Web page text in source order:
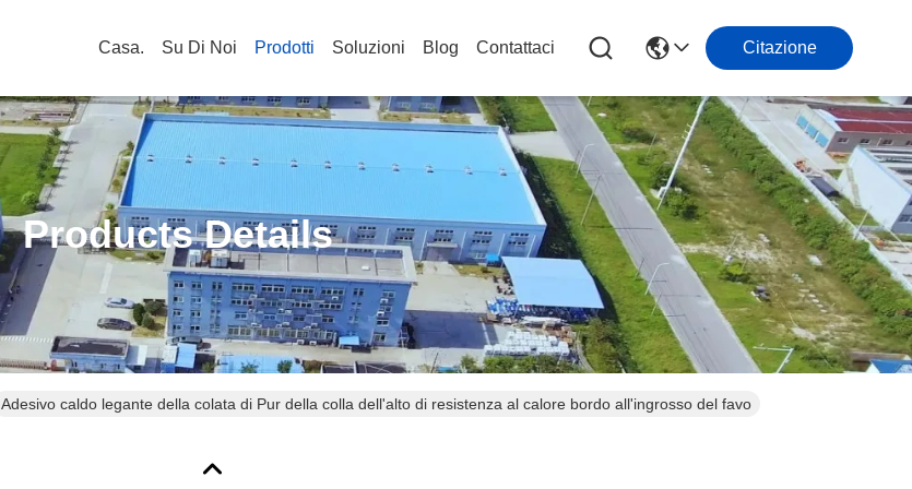
Casa. Su Di Noi Prodotti Soluzioni Blog Contattaci Citazione
Products Details
Adesivo caldo legante della colata di Pur della colla dell'alto di resistenza al calore bordo all'ingrosso del favo